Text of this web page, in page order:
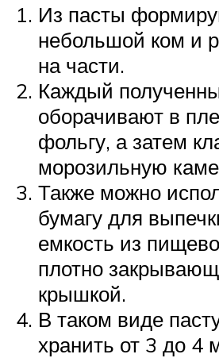
Из пасты
небольшой ком и
на части.
Каждый
оборачивают в
фольгу, а затем
морозильную
Также можно
бумагу для
емкость из
плотно
крышкой.
В таком виде
хранить от 3 до 4